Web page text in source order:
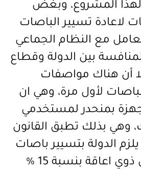
المشروع، وبغض
لاعادة تسيير الباصات
مع النظام الجماعي
بين الدولة وقطاع
أن هناك مواصفات
لأول مرة، وهي ان
بمنحدر لمستخدمي
وهي بذلك تطبق القانون
الذي يلزم الدولة بتسيير باصات
دامجة لاشخاص ذوي اعاقة بنسبة 15 %